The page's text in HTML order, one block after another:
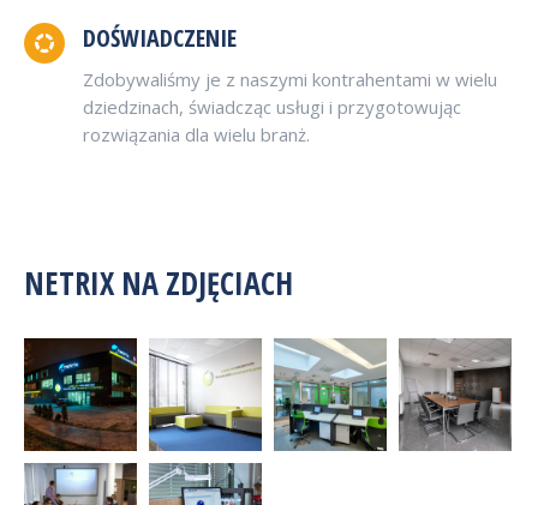
DOŚWIADCZENIE
Zdobywaliśmy je z naszymi kontrahentami w wielu
dziedzinach, świadcząc usługi i przygotowując
rozwiązania dla wielu branż.
NETRIX NA ZDJĘCIACH